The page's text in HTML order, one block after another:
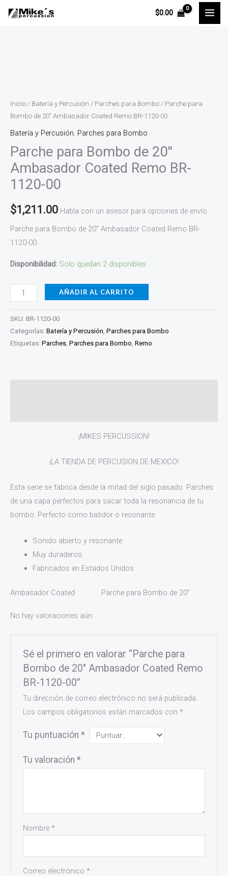
$0.00
Inicio / Batería y Percusión / Parches para Bombo / Parche para
Bombo de 20″ Ambasador Coated Remo BR-1120-00
Batería y Percusión, Parches para Bombo
Parche para Bombo de 20″
Ambasador Coated Remo BR-
1120-00
$1,211.00 Habla con un asesor para opciones de envío
Parche para Bombo de 20″ Ambasador Coated Remo BR-
1120-00
Disponibilidad: Solo quedan 2 disponibles
de
20"
Ambasador
Coated
Remo
BR-
1120-
cantidad
AÑADIR AL CARRITO
SKU: BR-1120-00
Categorías: Batería y Percusión, Parches para Bombo
Etiquetas: Parches, Parches para Bombo, Remo
¡MIKES PERCUSSION!
¡LA TIENDA DE PERCUSION DE MEXICO!
Esta serie se fabrica desde la mitad del siglo pasado. Parches
de una capa perfectos para sacar toda la resonancia de tu
bombo. Perfecto como batidor o resonante
Sonido abierto y resonante
Muy duraderos
Fabricados en Estados Unidos
Ambasador Coated Parche para Bombo de 20″
No hay valoraciones aún.
Sé el primero en valorar “Parche para
Bombo de 20″ Ambasador Coated Remo
BR-1120-00”
Tu dirección de correo electrónico no será publicada.
Los campos obligatorios están marcados con*
Tu puntuación*
Tu valoración*
Nombre*
Correo electrónico*